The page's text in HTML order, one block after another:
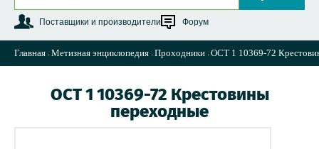
Поставщики и производители Форум
Главная Метизная энциклопедия Проходники ОСТ 1 10369-72
ОСТ 1 10369-72 Крестовины
переходные